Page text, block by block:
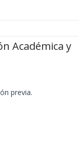
Académica y
previa.